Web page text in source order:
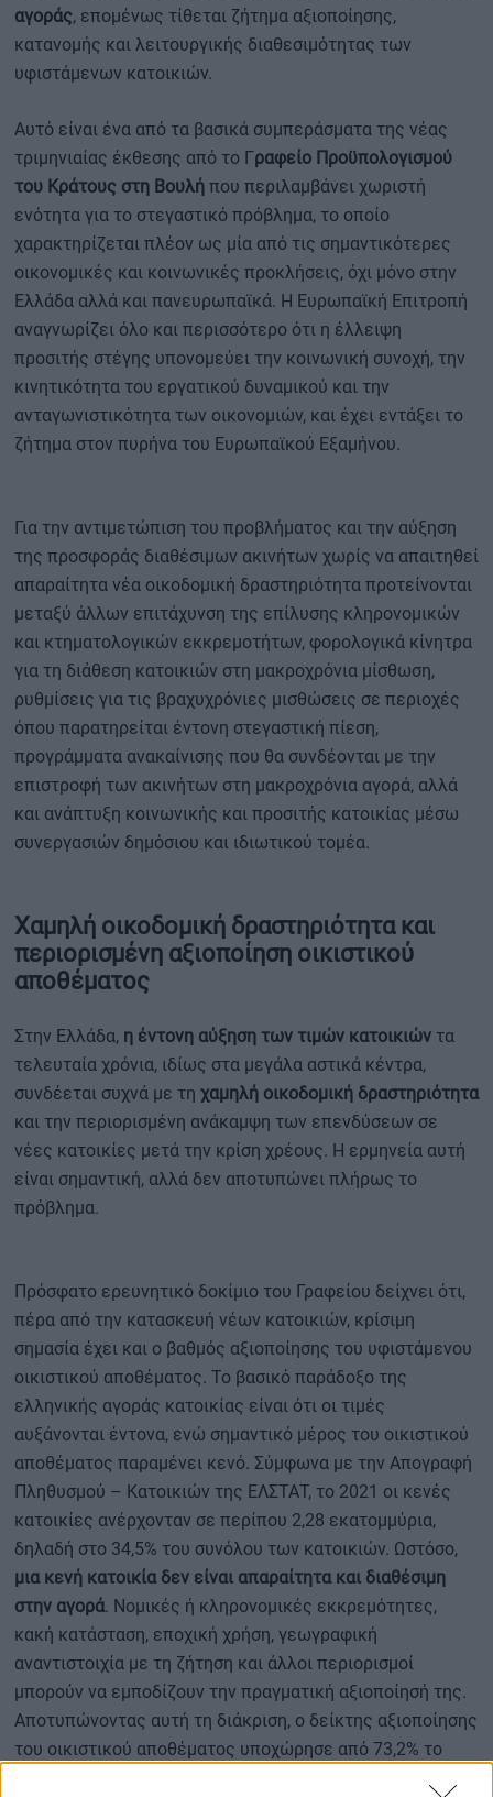
αγοράς, επομένως τίθεται ζήτημα αξιοποίησης,
κατανομής και λειτουργικής διαθεσιμότητας των
υφιστάμενων κατοικιών.
Αυτό είναι ένα από τα βασικά συμπεράσματα της νέας
τριμηνιαίας έκθεσης από το Γραφείο Προϋπολογισμού
του Κράτους στη Βουλή που περιλαμβάνει χωριστή
ενότητα για το στεγαστικό πρόβλημα, το οποίο
χαρακτηρίζεται πλέον ως μία από τις σημαντικότερες
οικονομικές και κοινωνικές προκλήσεις, όχι μόνο στην
Ελλάδα αλλά και πανευρωπαϊκά. Η Ευρωπαϊκή Επιτροπή
αναγνωρίζει όλο και περισσότερο ότι η έλλειψη
προσιτής στέγης υπονομεύει την κοινωνική συνοχή, την
κινητικότητα του εργατικού δυναμικού και την
ανταγωνιστικότητα των οικονομιών, και έχει εντάξει το
ζήτημα στον πυρήνα του Ευρωπαϊκού Εξαμήνου.
Για την αντιμετώπιση του προβλήματος και την αύξηση
της προσφοράς διαθέσιμων ακινήτων χωρίς να απαιτηθεί
απαραίτητα νέα οικοδομική δραστηριότητα προτείνονται
μεταξύ άλλων επιτάχυνση της επίλυσης κληρονομικών
και κτηματολογικών εκκρεμοτήτων, φορολογικά κίνητρα
για τη διάθεση κατοικιών στη μακροχρόνια μίσθωση,
ρυθμίσεις για τις βραχυχρόνιες μισθώσεις σε περιοχές
όπου παρατηρείται έντονη στεγαστική πίεση,
προγράμματα ανακαίνισης που θα συνδέονται με την
επιστροφή των ακινήτων στη μακροχρόνια αγορά, αλλά
και ανάπτυξη κοινωνικής και προσιτής κατοικίας μέσω
συνεργασιών δημόσιου και ιδιωτικού τομέα.
Χαμηλή οικοδομική δραστηριότητα και
περιορισμένη αξιοποίηση οικιστικού
αποθέματος
Στην Ελλάδα, η έντονη αύξηση των τιμών κατοικιών τα
τελευταία χρόνια, ιδίως στα μεγάλα αστικά κέντρα,
συνδέεται συχνά με τη χαμηλή οικοδομική δραστηριότητα
και την περιορισμένη ανάκαμψη των επενδύσεων σε
νέες κατοικίες μετά την κρίση χρέους. Η ερμηνεία αυτή
είναι σημαντική, αλλά δεν αποτυπώνει πλήρως το
πρόβλημα.
Πρόσφατο ερευνητικό δοκίμιο του Γραφείου δείχνει ότι,
πέρα από την κατασκευή νέων κατοικιών, κρίσιμη
σημασία έχει και ο βαθμός αξιοποίησης του υφιστάμενου
οικιστικού αποθέματος. Το βασικό παράδοξο της
ελληνικής αγοράς κατοικίας είναι ότι οι τιμές
αυξάνονται έντονα, ενώ σημαντικό μέρος του οικιστικού
αποθέματος παραμένει κενό. Σύμφωνα με την Απογραφή
Πληθυσμού – Κατοικιών της ΕΛΣΤΑΤ, το 2021 οι κενές
κατοικίες ανέρχονταν σε περίπου 2,28 εκατομμύρια,
δηλαδή στο 34,5% του συνόλου των κατοικιών. Ωστόσο,
μια κενή κατοικία δεν είναι απαραίτητα και διαθέσιμη
στην αγορά. Νομικές ή κληρονομικές εκκρεμότητες,
κακή κατάσταση, εποχική χρήση, γεωγραφική
αναντιστοιχία με τη ζήτηση και άλλοι περιορισμοί
μπορούν να εμποδίζουν την πραγματική αξιοποίησή της.
Αποτυπώνοντας αυτή τη διάκριση, ο δείκτης αξιοποίησης
του οικιστικού αποθέματος υποχώρησε από 73,2% το